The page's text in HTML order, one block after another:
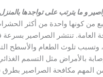
و ما يترتب على تواجدها
من كونها واحدة من أكثر
العامة. تنتشر الصراصير بسرعة
وتسبب تلوث الطعام والأسطح
بالأمراض مثل التسمم
المهم مكافحة الصراصير بطرق